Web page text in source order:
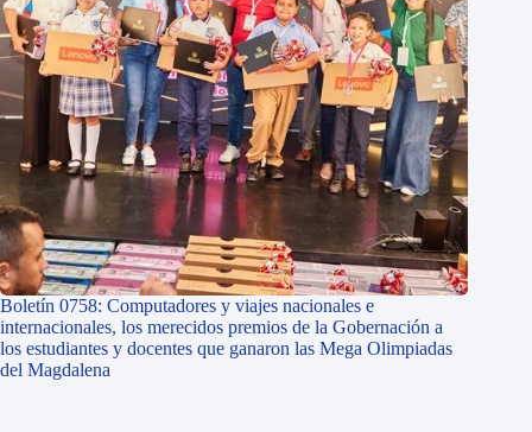
Boletín 0758: Computadores y viajes nacionales e
internacionales, los merecidos premios de la Gobernación a
los estudiantes y docentes que ganaron las Mega Olimpiadas
del Magdalena